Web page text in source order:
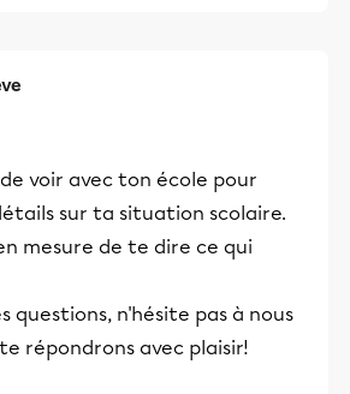
voir avec ton école pour
sur ta situation scolaire.
mesure de te dire ce qui
questions, n'hésite pas à nous
répondrons avec plaisir!